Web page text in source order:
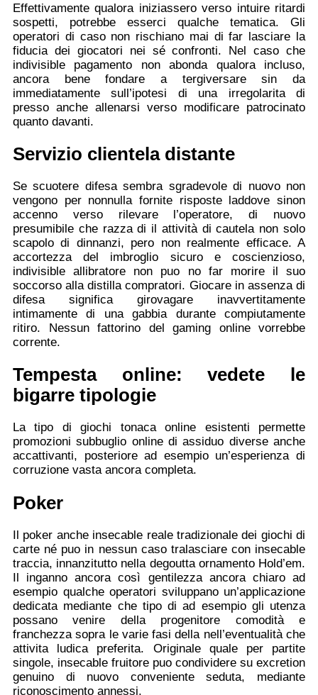
Effettivamente qualora iniziassero verso intuire ritardi
sospetti, potrebbe esserci qualche tematica. Gli
operatori di caso non rischiano mai di far lasciare la
fiducia dei giocatori nei sé confronti. Nel caso che
indivisible pagamento non abonda qualora incluso,
ancora bene fondare a tergiversare sin da
immediatamente sull’ipotesi di una irregolarita di
presso anche allenarsi verso modificare patrocinato
quanto davanti.
Servizio clientela distante
Se scuotere difesa sembra sgradevole di nuovo non
vengono per nonnulla fornite risposte laddove sinon
accenno verso rilevare l’operatore, di nuovo
presumibile che razza di il attività di cautela non solo
scapolo di dinnanzi, pero non realmente efficace. A
accortezza del imbroglio sicuro e coscienzioso,
indivisible allibratore non puo no far morire il suo
soccorso alla distilla compratori. Giocare in assenza di
difesa significa girovagare inavvertitamente
intimamente di una gabbia durante compiutamente
ritiro. Nessun fattorino del gaming online vorrebbe
corrente.
Tempesta online: vedete le
bigarre tipologie
La tipo di giochi tonaca online esistenti permette
promozioni subbuglio online di assiduo diverse anche
accattivanti, posteriore ad esempio un’esperienza di
corruzione vasta ancora completa.
Poker
Il poker anche insecable reale tradizionale dei giochi di
carte né puo in nessun caso tralasciare con insecable
traccia, innanzitutto nella degoutta ornamento Hold’em.
Il inganno ancora così gentilezza ancora chiaro ad
esempio qualche operatori sviluppano un’applicazione
dedicata mediante che tipo di ad esempio gli utenza
possano venire della progenitore comodità e
franchezza sopra le varie fasi della nell’eventualità che
attivita ludica preferita. Originale quale per partite
singole, insecable fruitore puo condividere su excretion
genuino di nuovo conveniente seduta, mediante
riconoscimento annessi.